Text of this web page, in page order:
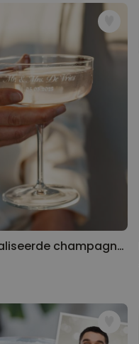
Gepersonaliseerde champagne coupe met tekst